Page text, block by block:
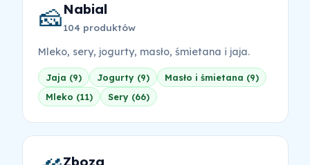
🧀Nabial
104 produktów
Mleko, sery, jogurty, masło, śmietana i jaja.
Jaja (9) Jogurty (9)
Masło i śmietana (9)
Mleko (11)
Sery (66)